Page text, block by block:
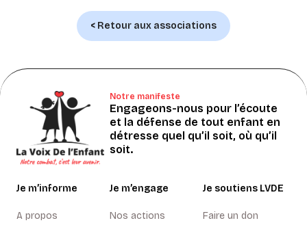
< Retour aux associations
Notre manifeste
Engageons-nous pour l’écoute
et la défense de tout enfant en
détresse quel qu’il soit, où qu’il
soit.
Je m’informe
A propos
Je m’engage
Nos actions
Je soutiens LVDE
Faire un don